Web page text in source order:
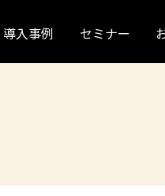
導入事例 セミナー